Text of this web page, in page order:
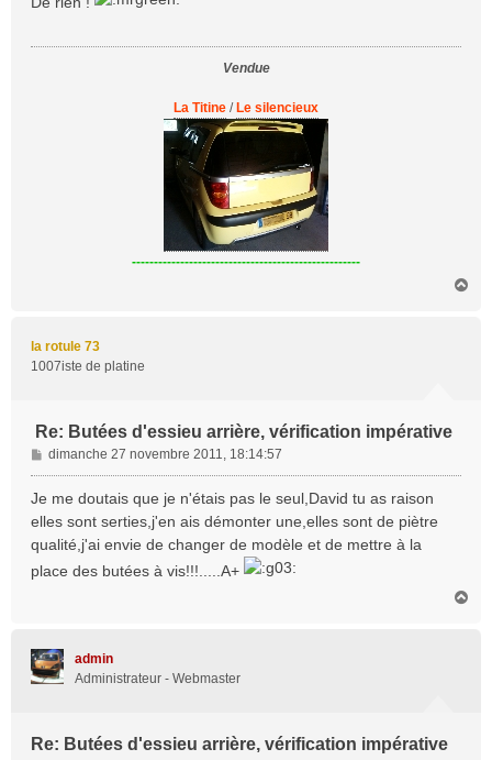
Vendue
La Titine / Le silencieux
----------------------------------------------------
la rotule 73
1007iste de platine
Re: Butées d'essieu arrière, vérification impérative
M
e
s
s
g
e
dimanche 27 novembre 2011, 18:14:57
Je me doutais que je n'étais pas le seul,David tu as raison
elles sont serties,j'en ais démonter une,elles sont de piètre
qualité,j'ai envie de changer de modèle et de mettre à la
place des butées à vis!!!.....A+
admin
Administrateur - Webmaster
Re: Butées d'essieu arrière, vérification impérative